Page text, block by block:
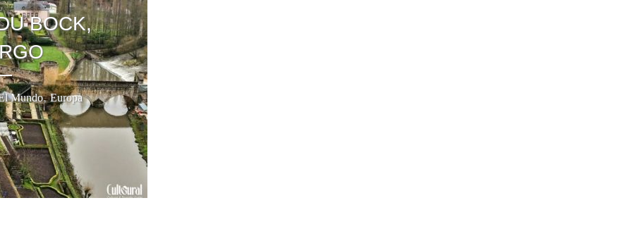
BOCK,
Mundo,Europa